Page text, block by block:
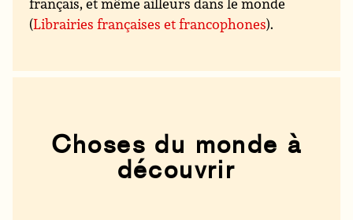
(Librairies françaises et francophones).
Choses du monde à
découvrir